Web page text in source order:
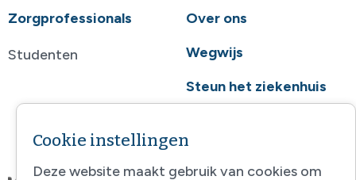
Zorgprofessionals
Studenten
Over ons
Wegwijs
Steun het ziekenhuis
Cookie instellingen
Deze website maakt gebruik van cookies om